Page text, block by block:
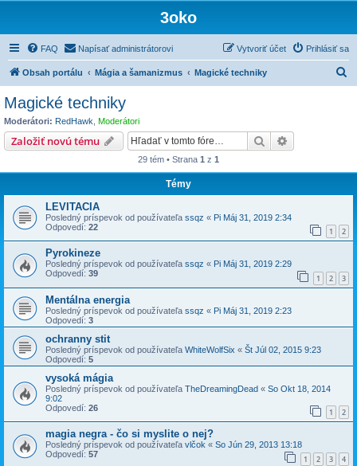
3oko
FAQ Napísať administrátorovi Prihlásiť sa
Vytvoriť účet
Obsah portálu Mágia a šamanizmus Magické techniky
Magické techniky
Moderátori: RedHawk Moderátori
Založiť novú tému Hľadať
29 tém • Strana 1 z 1
Témy
LEVITACIA
Posledný príspevok od používateľa ssqz « Pi Máj 31, 2019 2:34
Odpovedí: 22 1 2
Pyrokineze
Posledný príspevok od používateľa ssqz « Pi Máj 31, 2019 2:29
Odpovedí: 39 1 2 3
Mentálna energia
Posledný príspevok od používateľa ssqz « Pi Máj 31, 2019 2:23
Odpovedí: 3
ochranny stit
Posledný príspevok od používateľa WhiteWolfSix « Št Júl 02, 2015 9:23
Odpovedí: 5
vysoká mágia
Posledný príspevok od používateľa TheDreamingDead « So Okt 18, 2014
9:02
Odpovedí: 26 1 2
magia negra - čo si myslite o nej?
Posledný príspevok od používateľa vlčok « So Jún 29, 2013 13:18
Odpovedí: 57 1 2 3 4